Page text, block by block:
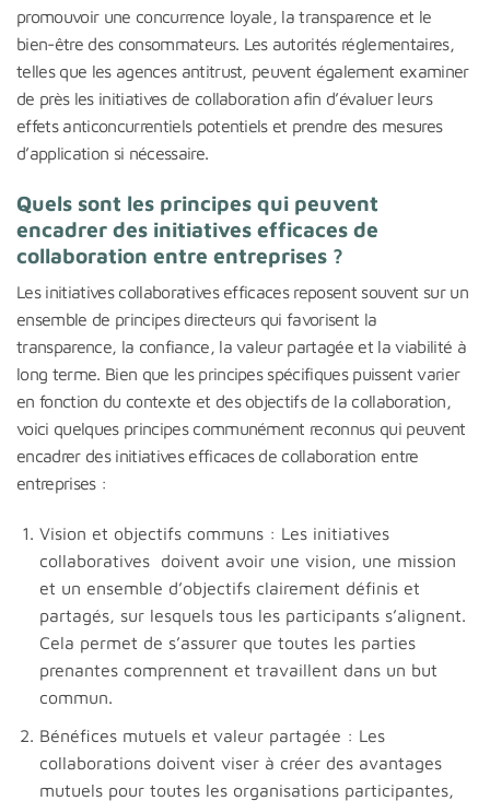
promouvoir une concurrence loyale, la transparence et le
bien-être des consommateurs. Les autorités réglementaires,
telles que les agences antitrust, peuvent également examiner
de près les initiatives de collaboration afin d’évaluer leurs
effets anticoncurrentiels potentiels et prendre des mesures
d’application si nécessaire.
Quels sont les principes qui peuvent
encadrer des initiatives efficaces de
collaboration entre entreprises ?
Les initiatives collaboratives efficaces reposent souvent sur un
ensemble de principes directeurs qui favorisent la
transparence, la confiance, la valeur partagée et la viabilité à
long terme. Bien que les principes spécifiques puissent varier
en fonction du contexte et des objectifs de la collaboration,
voici quelques principes communément reconnus qui peuvent
encadrer des initiatives efficaces de collaboration entre
entreprises :
Vision et objectifs communs : Les initiatives
collaboratives doivent avoir une vision, une mission
et un ensemble d’objectifs clairement définis et
partagés, sur lesquels tous les participants s’alignent.
Cela permet de s’assurer que toutes les parties
prenantes comprennent et travaillent dans un but
commun.
Bénéfices mutuels et valeur partagée : Les
collaborations doivent viser à créer des avantages
mutuels pour toutes les organisations participantes,